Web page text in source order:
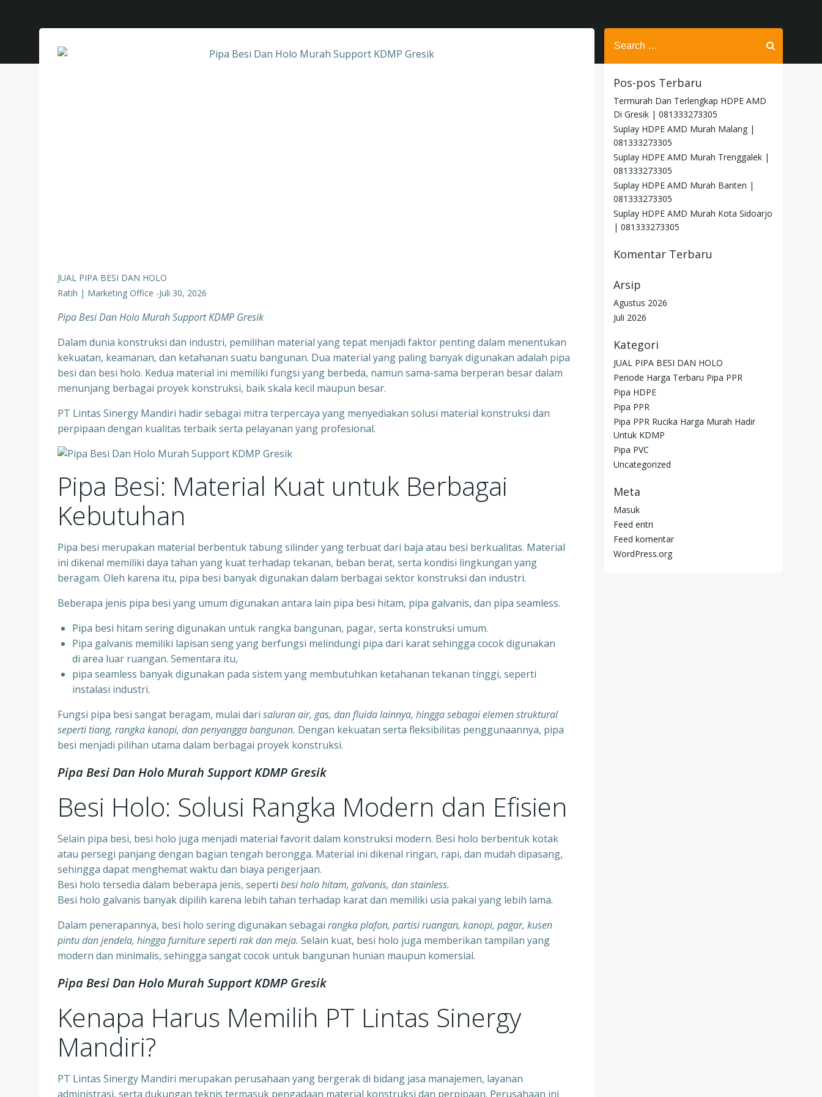
JUAL PIPA BESI DAN HOLO
Ratih | Marketing Office -Juli 30, 2026
Pipa Besi Dan Holo Murah Support KDMP Gresik
Dalam dunia konstruksi dan industri, pemilihan material yang tepat menjadi faktor penting dalam menentukan
kekuatan, keamanan, dan ketahanan suatu bangunan. Dua material yang paling banyak digunakan adalah pipa
besi dan besi holo. Kedua material ini memiliki fungsi yang berbeda, namun sama-sama berperan besar dalam
menunjang berbagai proyek konstruksi, baik skala kecil maupun besar.
PT Lintas Sinergy Mandiri hadir sebagai mitra terpercaya yang menyediakan solusi material konstruksi dan
perpipaan dengan kualitas terbaik serta pelayanan yang profesional.
Pipa Besi: Material Kuat untuk Berbagai
Kebutuhan
Pipa besi merupakan material berbentuk tabung silinder yang terbuat dari baja atau besi berkualitas. Material
ini dikenal memiliki daya tahan yang kuat terhadap tekanan, beban berat, serta kondisi lingkungan yang
beragam. Oleh karena itu, pipa besi banyak digunakan dalam berbagai sektor konstruksi dan industri.
Beberapa jenis pipa besi yang umum digunakan antara lain pipa besi hitam, pipa galvanis, dan pipa seamless.
Pipa besi hitam sering digunakan untuk rangka bangunan, pagar, serta konstruksi umum.
⁠Pipa galvanis memiliki lapisan seng yang berfungsi melindungi pipa dari karat sehingga cocok digunakan
di area luar ruangan. Sementara itu,
⁠pipa seamless banyak digunakan pada sistem yang membutuhkan ketahanan tekanan tinggi, seperti
instalasi industri.
Fungsi pipa besi sangat beragam, mulai dari saluran air, gas, dan fluida lainnya, hingga sebagai elemen struktural
seperti tiang, rangka kanopi, dan penyangga bangunan. Dengan kekuatan serta fleksibilitas penggunaannya, pipa
besi menjadi pilihan utama dalam berbagai proyek konstruksi.
Pipa Besi Dan Holo Murah Support KDMP Gresik
Besi Holo: Solusi Rangka Modern dan Efisien
Selain pipa besi, besi holo juga menjadi material favorit dalam konstruksi modern. Besi holo berbentuk kotak
atau persegi panjang dengan bagian tengah berongga. Material ini dikenal ringan, rapi, dan mudah dipasang,
sehingga dapat menghemat waktu dan biaya pengerjaan.
Besi holo tersedia dalam beberapa jenis, seperti besi holo hitam, galvanis, dan stainless.
Besi holo galvanis banyak dipilih karena lebih tahan terhadap karat dan memiliki usia pakai yang lebih lama.
Dalam penerapannya, besi holo sering digunakan sebagai rangka plafon, partisi ruangan, kanopi, pagar, kusen
pintu dan jendela, hingga furniture seperti rak dan meja. Selain kuat, besi holo juga memberikan tampilan yang
modern dan minimalis, sehingga sangat cocok untuk bangunan hunian maupun komersial.
Pipa Besi Dan Holo Murah Support KDMP Gresik
Kenapa Harus Memilih PT Lintas Sinergy
Mandiri?
PT Lintas Sinergy Mandiri merupakan perusahaan yang bergerak di bidang jasa manajemen, layanan
administrasi, serta dukungan teknis termasuk pengadaan material konstruksi dan perpipaan. Perusahaan ini
Search
for:
Pos-pos Terbaru
Termurah Dan Terlengkap HDPE AMD
Di Gresik | 081333273305
Suplay HDPE AMD Murah Malang |
081333273305
Suplay HDPE AMD Murah Trenggalek |
081333273305
Suplay HDPE AMD Murah Banten |
081333273305
Suplay HDPE AMD Murah Kota Sidoarjo
| 081333273305
Komentar Terbaru
Arsip
Agustus 2026
Juli 2026
Kategori
JUAL PIPA BESI DAN HOLO
Periode Harga Terbaru Pipa PPR
Pipa HDPE
Pipa PPR
Pipa PPR Rucika Harga Murah Hadir
Untuk KDMP
Pipa PVC
Uncategorized
Meta
Masuk
Feed entri
Feed komentar
WordPress.org